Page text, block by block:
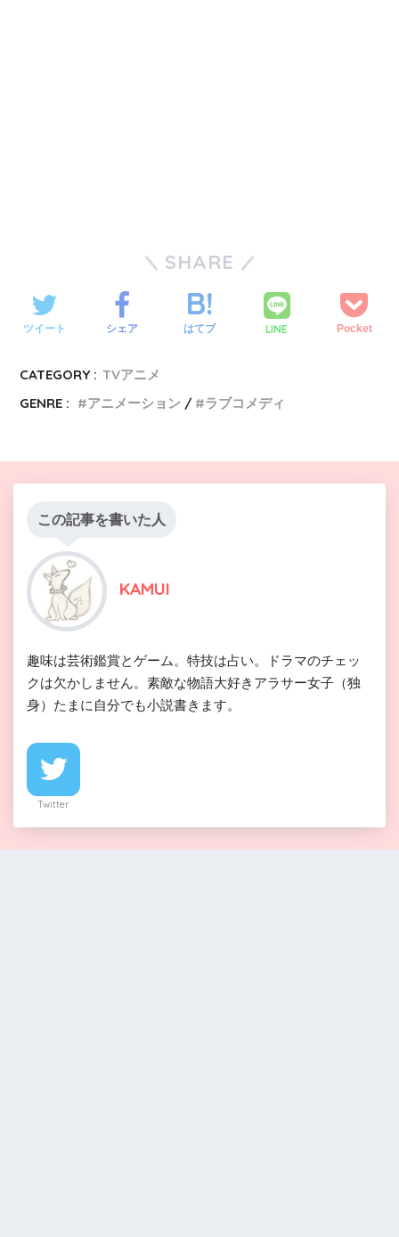
SHARE
ツイート シェア はてブ LINE Pocket
CATEGORY : TVアニメ
GENRE :
アニメーション ラブコメディ
この記事を書いた人
KAMUI
趣味は芸術鑑賞とゲーム。特技は占い。ドラマのチェッ
クは欠かしません。素敵な物語大好きアラサー女子（独
身）たまに自分でも小説書きます。
Twitter